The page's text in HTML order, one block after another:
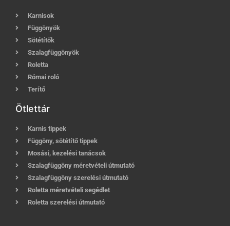
Karnisok
Függönyök
Sötétítők
Szalagfüggönyök
Roletta
Római roló
Terítő
Ötlettár
Karnis tippek
Függöny, sötétítő tippek
Mosási, kezelési tanácsok
Szalagfüggöny méretvételi útmutató
Szalagfüggöny szerelési útmutató
Roletta méretvételi segédlet
Roletta szerelési útmutató